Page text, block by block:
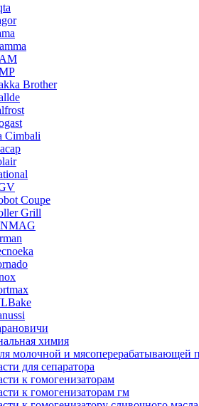
Brother
Cimbali
Coupe
Grill
химия
молочной и мясоперерабатывающей
для сепаратора
к гомогенизаторам
к гомогенизаторам гм